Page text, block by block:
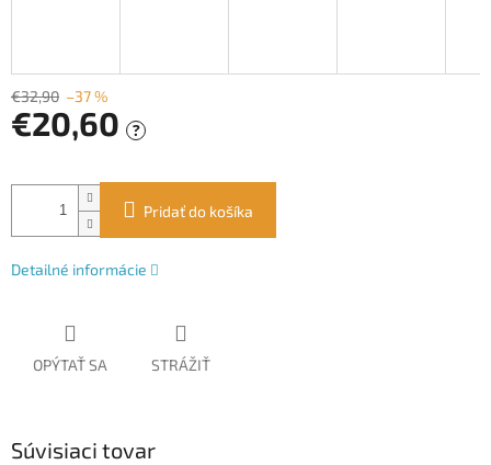
€32,90 –37 %
€20,60 ?
cena:
Pridať do košíka
Detailné informácie
OPÝTAŤ SA STRÁŽIŤ
Súvisiaci tovar